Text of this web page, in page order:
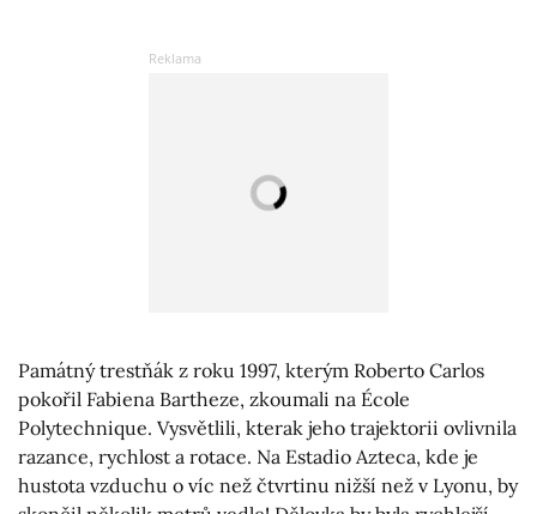
Památný trestňák z roku 1997, kterým Roberto Carlos
pokořil Fabiena Bartheze, zkoumali na École
Polytechnique. Vysvětlili, kterak jeho trajektorii ovlivnila
razance, rychlost a rotace. Na Estadio Azteca, kde je
hustota vzduchu o víc než čtvrtinu nižší než v Lyonu, by